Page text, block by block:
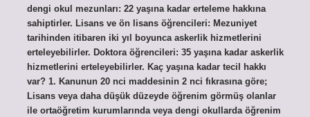
dengi okul mezunları: 22 yaşına kadar erteleme hakkına
sahiptirler. Lisans ve ön lisans öğrencileri: Mezuniyet
tarihinden itibaren iki yıl boyunca askerlik hizmetlerini
erteleyebilirler. Doktora öğrencileri: 35 yaşına kadar askerlik
hizmetlerini erteleyebilirler. Kaç yaşına kadar tecil hakkı
var? 1. Kanunun 20 nci maddesinin 2 nci fıkrasına göre;
Lisans veya daha düşük düzeyde öğrenim görmüş olanlar
ile ortaöğretim kurumlarında veya dengi okullarda öğrenim